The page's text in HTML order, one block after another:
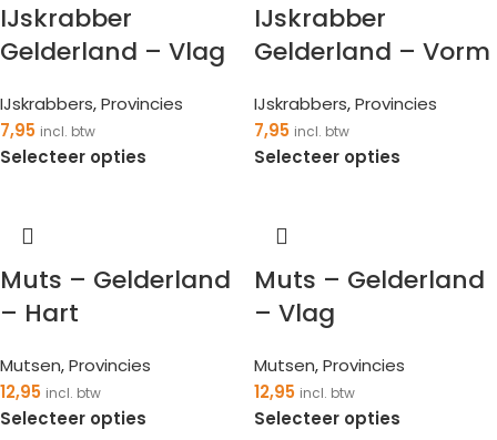
IJskrabber
Gelderland – Vlag
IJskrabbers,Provincies
7,95 incl. btw
Selecteer opties
IJskrabber
Gelderland – Vorm
IJskrabbers,Provincies
7,95 incl. btw
Selecteer opties
Muts – Gelderland
– Hart
Mutsen,Provincies
12,95 incl. btw
Selecteer opties
Muts – Gelderland
– Vlag
Mutsen,Provincies
12,95 incl. btw
Selecteer opties